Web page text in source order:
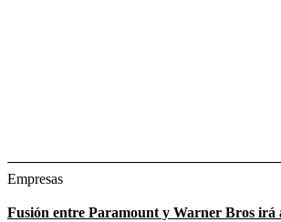
Empresas
Fusión entre Paramount y Warner Bros irá